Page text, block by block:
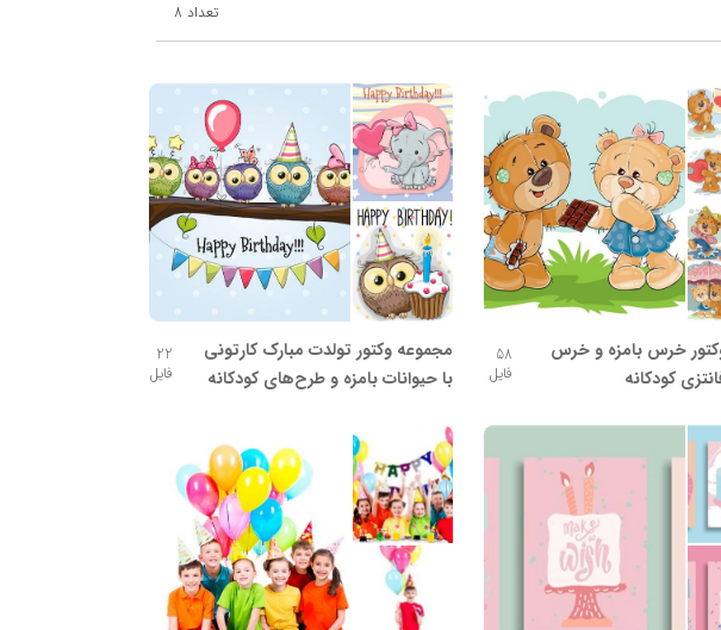
تعداد 8
خرس بامزه و خرس
کودکانه
58
فایل
مجموعه وکتور تولدت مبارک کارتونی
با حیوانات بامزه و طرح‌های کودکانه
22
فایل